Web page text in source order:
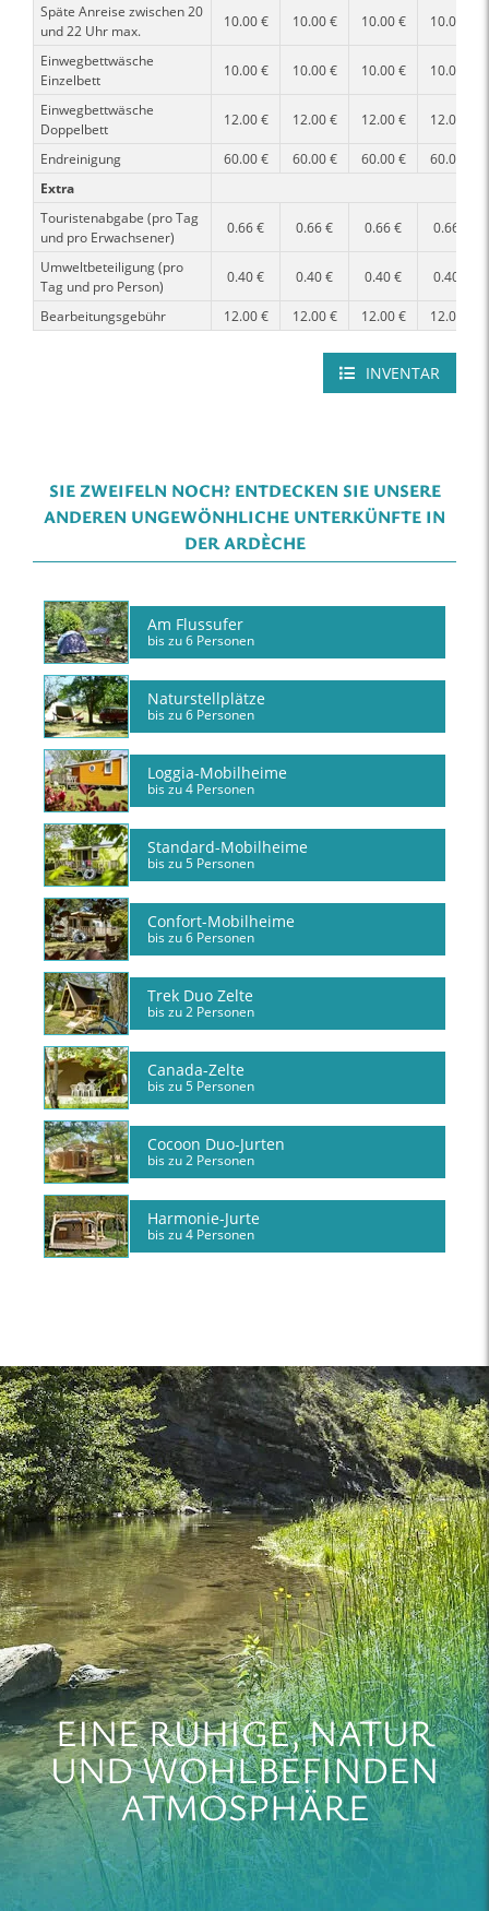
Späte Anreise zwischen 20
und 22 Uhr max.
10.00 € 10.00 € 10.00 € 10.00 €
Einwegbettwäsche
Einzelbett
10.00 € 10.00 € 10.00 € 10.00 €
Einwegbettwäsche
Doppelbett
12.00 € 12.00 € 12.00 € 12.00 €
Endreinigung 60.00 € 60.00 € 60.00 €
60.00 €
Extra
Touristenabgabe (pro Tag
und pro Erwachsener)
0.66 € 0.66 € 0.66 € 0.66 €
Umweltbeteiligung (pro
Tag und pro Person)
0.40 € 0.40 € 0.40 € 0.40 €
Bearbeitungsgebühr 12.00 € 12.00 € 12.00 € 12.00 €
INVENTAR
SIE ZWEIFELN NOCH? ENTDECKEN SIE UNSERE
ANDEREN UNGEWÖNHLICHE UNTERKÜNFTE IN
DER ARDÈCHE
Am Flussufer
bis zu 6 Personen
Naturstellplätze
bis zu 6 Personen
Loggia-Mobilheime
bis zu 4 Personen
Standard-Mobilheime
bis zu 5 Personen
Confort-Mobilheime
bis zu 6 Personen
Trek Duo Zelte
bis zu 2 Personen
Canada-Zelte
bis zu 5 Personen
Cocoon Duo-Jurten
bis zu 2 Personen
Harmonie-Jurte
bis zu 4 Personen
EINE RUHIGE, NATUR
UND WOHLBEFINDEN
ATMOSPHÄRE